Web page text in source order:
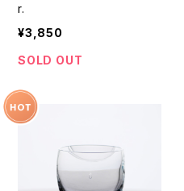
r.
¥3,850
SOLD OUT